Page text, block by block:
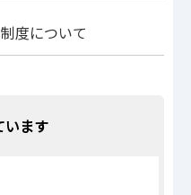
度について
います